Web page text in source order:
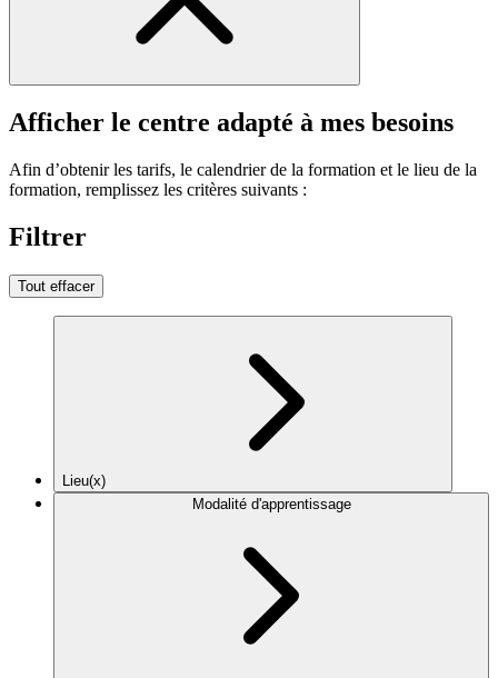
Afficher le centre adapté à mes besoins
Afin d’obtenir les tarifs, le calendrier de la formation et le lieu de la
formation, remplissez les critères suivants :
Filtrer
Tout effacer
Lieu(x)
Modalité d'apprentissage